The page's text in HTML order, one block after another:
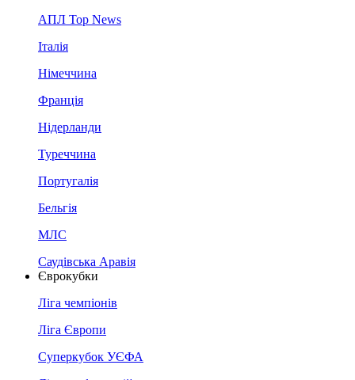
АПЛ Top News
Італія
Німеччина
Франція
Нідерланди
Туреччина
Португалія
Бельгія
МЛС
Саудівська Аравія
Єврокубки
Ліга чемпіонів
Ліга Європи
Суперкубок УЄФА